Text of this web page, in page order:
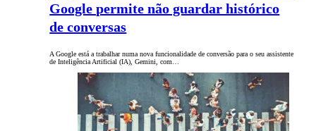
Google permite não guardar histórico
de conversas
A Google está a trabalhar numa nova funcionalidade de conversão para o seu assistente
de Inteligência Artificial (IA), Gemini, com…